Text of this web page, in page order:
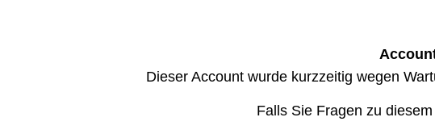
Dieser Account wurde kurzzeitig wegen
Falls Sie Fragen zu